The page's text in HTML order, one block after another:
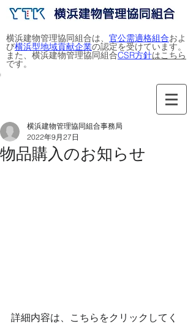
​​横浜建物管理協同組合は、 官公需適格組合およ
び横浜型地域貢献企業の認定を受けています。
また、横浜建物管理協同組合CSR方針はこちら
です。
物品購入のお知らせ
横浜建物管理協同組合事務局
2022年9月27日
詳細内容は、こちらをクリックしてく